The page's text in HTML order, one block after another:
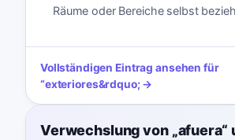
Räume oder Bereiche selbst
Vollständigen Eintrag ansehen für
“exteriores&rdquo; →
Verwechslung von „afuera“